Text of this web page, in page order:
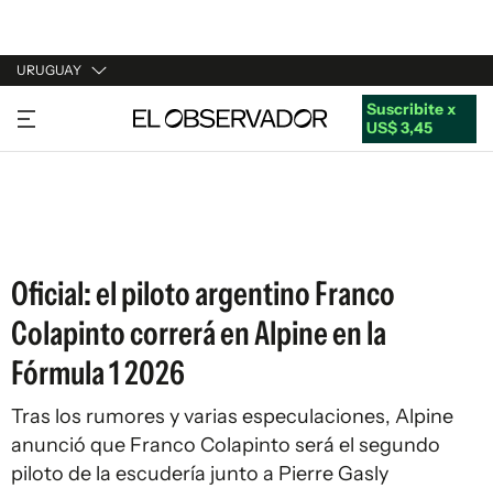
URUGUAY
URUGUAY
ARGENTINA
Suscribite x
US$ 3,45
Oficial: el piloto argentino Franco
Colapinto correrá en Alpine en la
Fórmula 1 2026
Tras los rumores y varias especulaciones, Alpine
anunció que Franco Colapinto será el segundo
piloto de la escudería junto a Pierre Gasly